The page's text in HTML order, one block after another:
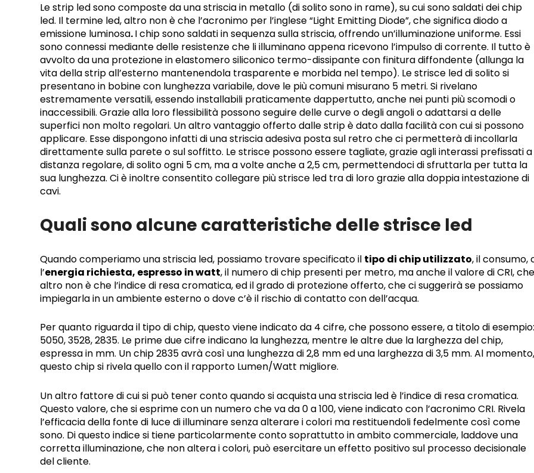
Le strip led sono composte da una striscia in metallo (di solito sono in rame), su cui sono saldati dei chip
led. Il termine led, altro non è che l’acronimo per l’inglese “Light Emitting Diode”, che significa diodo a
emissione luminosa.I chip sono saldati in sequenza sulla striscia, offrendo un’illuminazione uniforme. Essi
sono connessi mediante delle resistenze che li illuminano appena ricevono l’impulso di corrente. Il tutto è
avvolto da una protezione in elastomero siliconico termo-dissipante con finitura diffondente (allunga la
vita della strip all’esterno mantenendola trasparente e morbida nel tempo). Le strisce led di solito si
presentano in bobine con lunghezza variabile, dove le più comuni misurano 5 metri. Si rivelano
estremamente versatili, essendo installabili praticamente dappertutto, anche nei punti più scomodi o
inaccessibili. Grazie alla loro flessibilità possono seguire delle curve o degli angoli o adattarsi a delle
superfici non molto regolari. Un altro vantaggio offerto dalle strip è dato dalla facilità con cui si possono
applicare. Esse dispongono infatti di una striscia adesiva posta sul retro che ci permetterà di incollarla
direttamente sulla parete o sul soffitto. Le strisce possono essere tagliate, grazie agli interassi prefissati a
distanza regolare, di solito ogni 5 cm, ma a volte anche a 2,5 cm, permettendoci di sfruttarla per tutta la
sua lunghezza. Ci è inoltre consentito collegare più strisce led tra di loro grazie alla doppia intestazione di
cavi.
Quali sono alcune caratteristiche delle strisce led
Quando comperiamo una striscia led, possiamo trovare specificato il tipo di chip utilizzato, il consumo,
l’energia richiesta, espresso in watt, il numero di chip presenti per metro, ma anche il valore di CRI, che
altro non è che l’indice di resa cromatica, ed il grado di protezione offerto, che ci suggerirà se possiamo
impiegarla in un ambiente esterno o dove c’è il rischio di contatto con dell’acqua.
Per quanto riguarda il tipo di chip, questo viene indicato da 4 cifre, che possono essere, a titolo di esempio:
5050, 3528, 2835. Le prime due cifre indicano la lunghezza, mentre le altre due la larghezza del chip,
espressa in mm. Un chip 2835 avrà così una lunghezza di 2,8 mm ed una larghezza di 3,5 mm. Al momento,
questo chip si rivela quello con il rapporto Lumen/Watt migliore.
Un altro fattore di cui si può tener conto quando si acquista una striscia led è l’indice di resa cromatica.
Questo valore, che si esprime con un numero che va da 0 a 100, viene indicato con l’acronimo CRI. Rivela
l’efficacia della fonte di luce di illuminare senza alterare i colori ma restituendoli fedelmente così come
sono. Di questo indice si tiene particolarmente conto soprattutto in ambito commerciale, laddove una
corretta illuminazione, che non altera i colori, può esercitare un effetto positivo sul processo decisionale
del cliente.